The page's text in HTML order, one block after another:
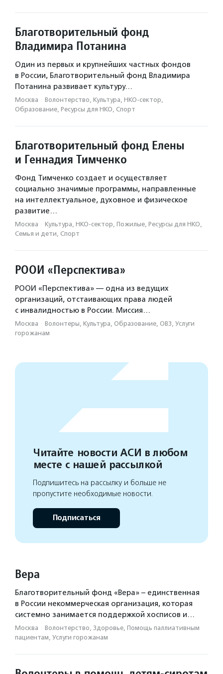
Помощь людям с ВИЧ/СПИДом
Поддержка молодежных инициатив
Помощь людям с муковисцидозом
Помощь кризисным семьям
юридическая помощь НКО Дети с ДЦП
Исследования
Помощь ветеранам
Помощь бездомным людям
Тюремное служение
Трудоустройство людей с инвалидностью
помощь птицам помощь людям с лейкемией
помощь недоношенным детям
Раздельный сбор мусора бездомные люди
Помощь морским млекопитающим
национальные приоритеты
Помощь людям с эпилепсией иппотерапия
Помощь людям в больницах Помощь людям
Медиация Помощь людям с синдромом Дауна
Коворкинг
Помощь людям с неврологическими заболеваниями
помощь людям с фенилкетонурией
Помощь переселенцам
Благотворительный фонд
Владимира Потанина
Один из первых и крупнейших частных фондов
в России, Благотворительный фонд Владимира
Потанина развивает культуру…
Москва · Волонтерство, Культура, НКО-сектор,
Образование, Ресурсы для НКО, Спорт
Благотворительный фонд Елены
и Геннадия Тимченко
Фонд Тимченко создает и осуществляет
социально значимые программы, направленные
на интеллектуальное, духовное и физическое
развитие…
Москва · Культура, НКО-сектор, Пожилые, Ресурсы для НКО,
Семья и дети, Спорт
РООИ «Перспектива»
РООИ «Перспектива» — одна из ведущих
организаций, отстаивающих права людей
с инвалидностью в России. Миссия…
Москва · Волонтеры, Культура, Образование, ОВЗ, Услуги
горожанам
Читайте новости АСИ в любом
месте с нашей рассылкой
Подпишитесь на рассылку и больше не
пропустите необходимые новости.
Подписаться
Вера
Благотворительный фонд «Вера» – единственная
в России некоммерческая организация, которая
системно занимается поддержкой хосписов и…
Москва · Волонтерство, Здоровье, Помощь паллиативным
пациентам, Услуги горожанам